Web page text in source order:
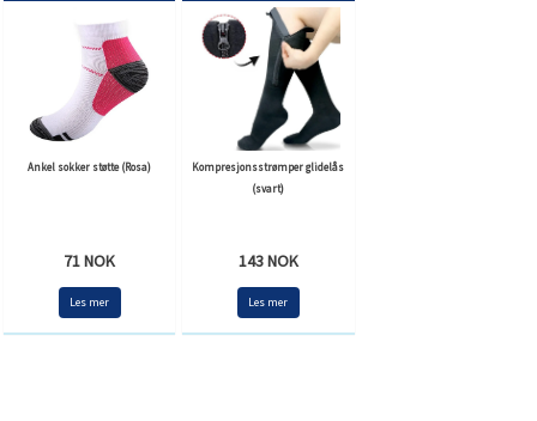
Ankel sokker støtte (Rosa)
71 NOK
Les mer
Kompresjonsstrømper glidelås
(svart)
143 NOK
Les mer